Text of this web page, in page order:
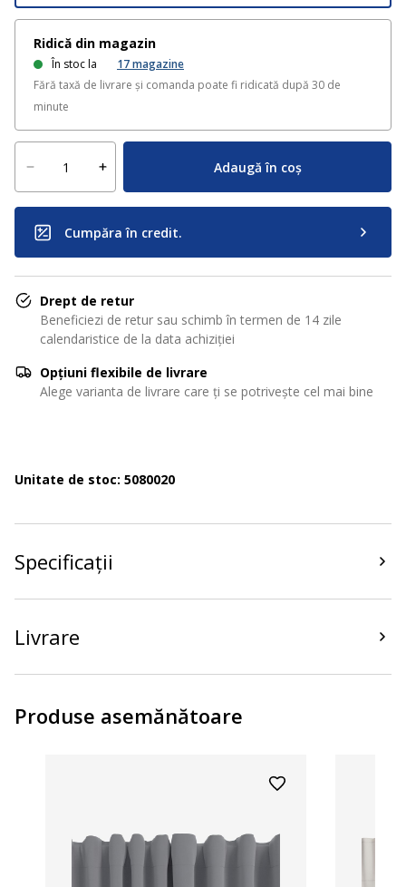
Ridică din magazin
În stoc la 17magazine
Fără taxă de livrare și comanda poate fi ridicată după 30 de
minute
Adaugă în coș
Cumpăra în credit.
Drept de retur
Beneficiezi de retur sau schimb în termen de 14 zile
calendaristice de la data achiziției
Opțiuni flexibile de livrare
Alege varianta de livrare care ți se potrivește cel mai bine
Unitate de stoc: 5080020
Specificații
Livrare
Produse asemănătoare